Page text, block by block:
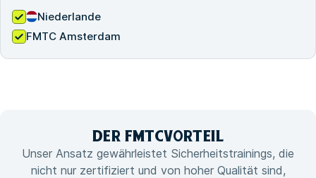
Niederlande
FMTC Amsterdam
DER FMTCVORTEIL
Unser Ansatz gewährleistet Sicherheitstrainings, die
nicht nur zertifiziert und von hoher Qualität sind,